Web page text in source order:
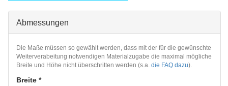
Abmessungen
Die Maße müssen so gewählt werden, dass mit der für die gewünschte
Weiterverabeitung notwendigen Materialzugabe die maximal mögliche
Breite und Höhe nicht überschritten werden (s.a. die FAQ dazu).
Breite *